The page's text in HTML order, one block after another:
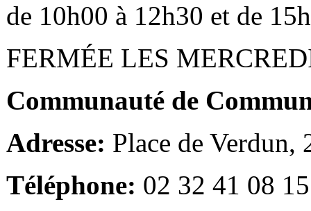
de 10h00 à 12h30 et de
FERMÉE LES
Communauté de
Adresse: Place de Verdun,
Téléphone: 02 32 41 08 15